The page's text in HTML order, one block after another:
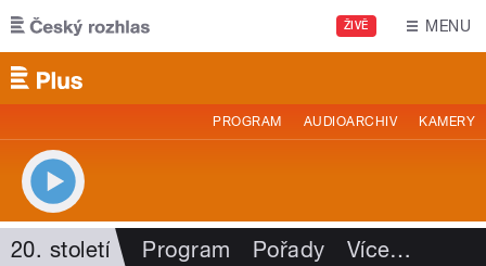
Přejít k hlavnímu obsahu
ŽIVĚ MENU
PROGRAM AUDIOARCHIV KAMERY
20. století Program Pořady Více…